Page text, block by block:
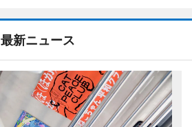
最新ニュース